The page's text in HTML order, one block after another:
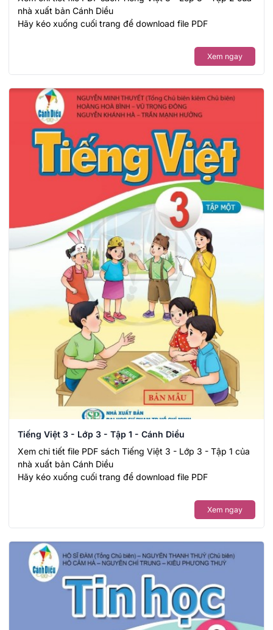
nhà xuất bản Cánh Diều
Hãy kéo xuống cuối trang để download file PDF
Xem ngay
Tiếng Việt 3 - Lớp 3 - Tập 1 - Cánh Diều
Xem chi tiết file PDF sách Tiếng Việt 3 - Lớp 3 - Tập 1 của
nhà xuất bản Cánh Diều
Hãy kéo xuống cuối trang để download file PDF
Xem ngay